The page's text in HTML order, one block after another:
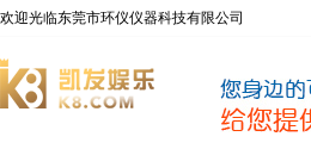
欢迎光临东莞市环仪仪器科技有限公司